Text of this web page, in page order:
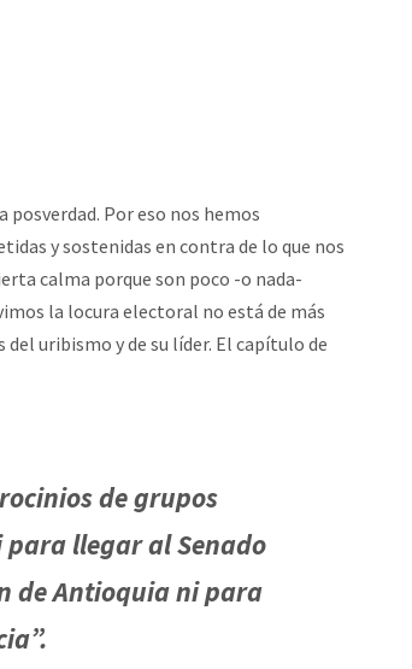
Por eso nos hemos
y sostenidas en contra de lo que nos
calma porque son poco -o nada-
la locura electoral no está de más
uribismo y de su líder. El capítulo de
de grupos
llegar al Senado
de Antioquia ni para